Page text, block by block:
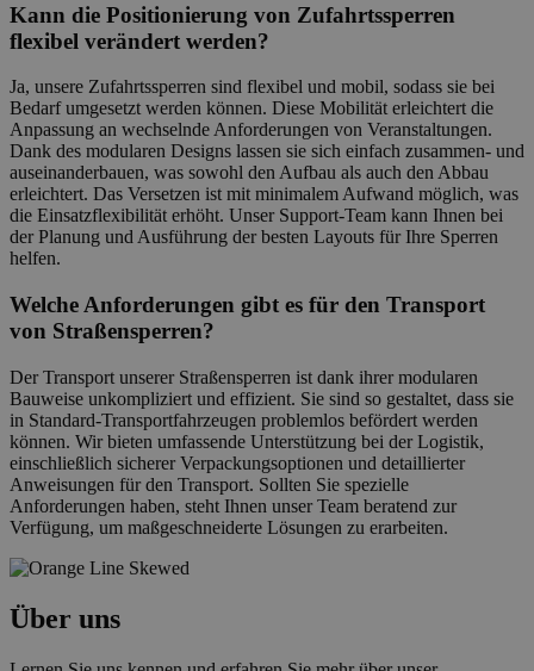
Kann die Positionierung von Zufahrtssperren
flexibel verändert werden?
Ja, unsere Zufahrtssperren sind flexibel und mobil, sodass sie bei
Bedarf umgesetzt werden können. Diese Mobilität erleichtert die
Anpassung an wechselnde Anforderungen von Veranstaltungen.
Dank des modularen Designs lassen sie sich einfach zusammen- und
auseinanderbauen, was sowohl den Aufbau als auch den Abbau
erleichtert. Das Versetzen ist mit minimalem Aufwand möglich, was
die Einsatzflexibilität erhöht. Unser Support-Team kann Ihnen bei
der Planung und Ausführung der besten Layouts für Ihre Sperren
helfen.
Welche Anforderungen gibt es für den Transport
von Straßensperren?
Der Transport unserer Straßensperren ist dank ihrer modularen
Bauweise unkompliziert und effizient. Sie sind so gestaltet, dass sie
in Standard-Transportfahrzeugen problemlos befördert werden
können. Wir bieten umfassende Unterstützung bei der Logistik,
einschließlich sicherer Verpackungsoptionen und detaillierter
Anweisungen für den Transport. Sollten Sie spezielle
Anforderungen haben, steht Ihnen unser Team beratend zur
Verfügung, um maßgeschneiderte Lösungen zu erarbeiten.
Über uns